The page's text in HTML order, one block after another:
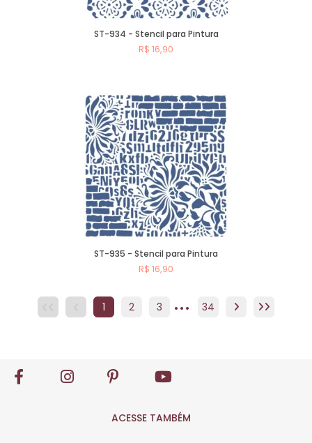
ST-934 - Stencil para Pintura
R$ 16,90
ST-935 - Stencil para Pintura
R$ 16,90
Comprar
1 2 3 4 5 7
... 34
ACESSE TAMBÉM